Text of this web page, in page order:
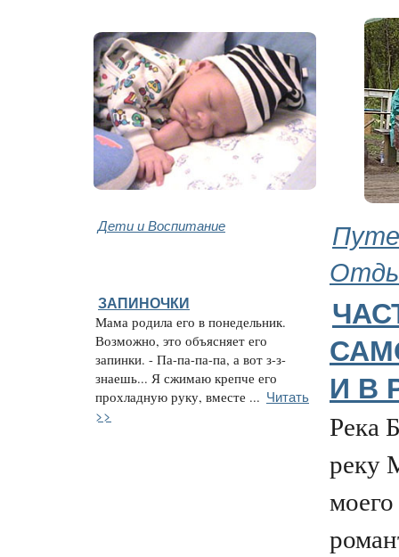
Дети и Воспитание
ЗАПИНОЧКИ
Мама родила его в понедельник.
Возможно, это объясняет его
запинки. - Па-па-па-па, а вот з-з-
знаешь... Я сжимаю крепче его
прохладную руку, вместе ... Читать
>>
И В
Река
реку